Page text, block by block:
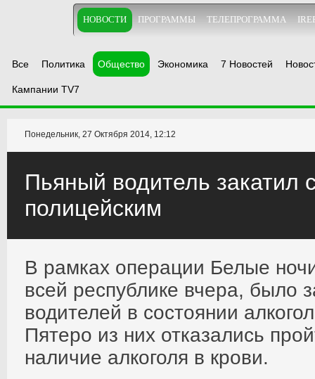
НОВОСТИ ПРОГРАММЫ ТЕЛЕПРОГРАММА
Все Политика Общество Экономика 7 Новостей
Кампании TV7
Понедельник, 27 Октября 2014, 12:12
Пьяный водитель закатил
полицейским
В рамках операции Белые
всей республике вчера, было
водителей в состоянии
Пятеро из них отказались
наличие алкоголя в крови.